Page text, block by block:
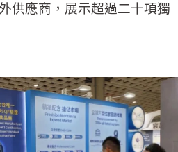
供應商，展示超過二十項獨